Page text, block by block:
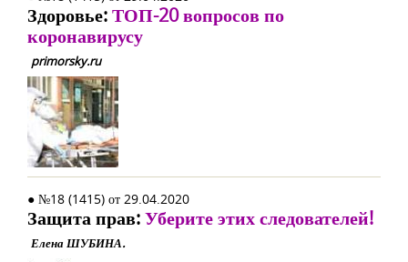
Здоровье:ТОП-20 вопросов по
коронавирусу
primorsky.ru
● №18 (1415) от 29.04.2020
Защита прав:Уберите этих следователей!
Елена ШУБИНА.